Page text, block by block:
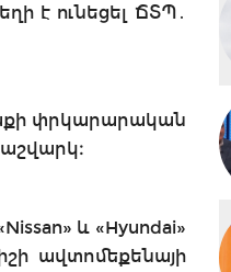
է ունեցել ՃՏՊ․
փրկարարական
և «Hyundai»
ավտոմեքենայի